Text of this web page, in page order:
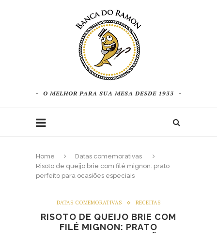
O MELHOR PARA SUA MESA DESDE 1933
Home
Datas comemorativas
Risoto de queijo brie com filé mignon: prato
perfeito para ocasiões especiais
DATAS COMEMORATIVAS RECEITAS
RISOTO DE QUEIJO BRIE COM
FILÉ MIGNON: PRATO